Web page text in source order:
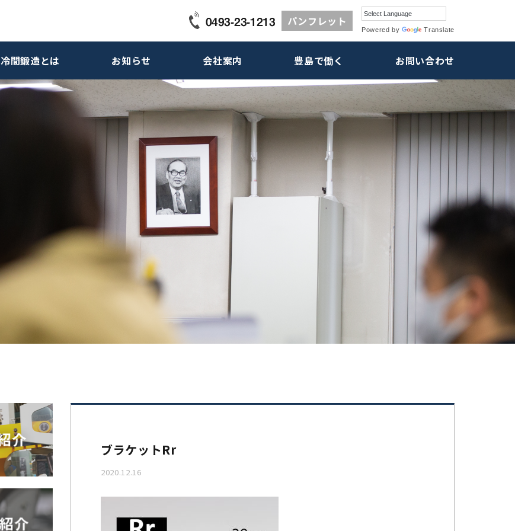
パンフレット
Powered by Translate
冷間鍛造とは お知らせ 会社案内 豊島で働く お問い合わせ
ブラケットRr
2020.12.16